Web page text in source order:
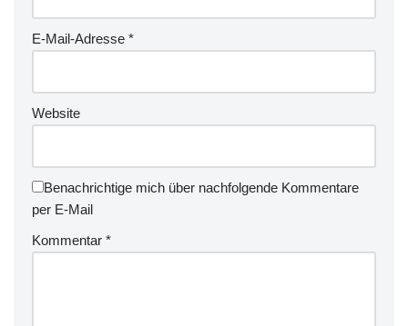
E-Mail-Adresse *
Website
Benachrichtige mich über nachfolgende Kommentare
per E-Mail
Kommentar *